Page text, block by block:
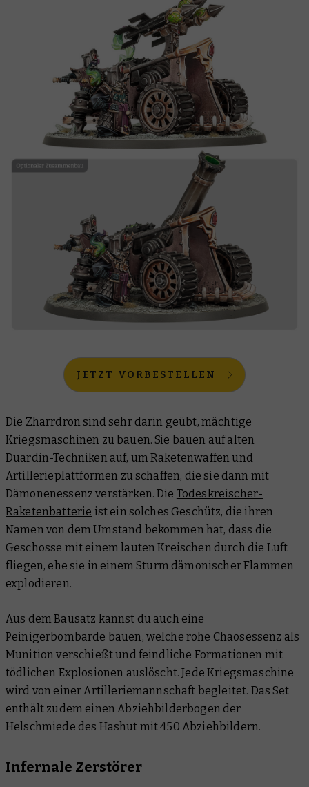
JETZT VORBESTELLEN
Die Zharrdron sind sehr darin geübt, mächtige
Kriegsmaschinen zu bauen. Sie bauen auf alten
Duardin-Techniken auf, um Raketenwaffen und
Artillerieplattformen zu schaffen, die sie dann mit
Dämonenessenz verstärken. Die Todeskreischer-
Raketenbatterie ist ein solches Geschütz, die ihren
Namen von dem Umstand bekommen hat, dass die
Geschosse mit einem lauten Kreischen durch die Luft
fliegen, ehe sie in einem Sturm dämonischer Flammen
explodieren.
Aus dem Bausatz kannst du auch eine
Peinigerbombarde bauen, welche rohe Chaosessenz als
Munition verschießt und feindliche Formationen mit
tödlichen Explosionen auslöscht. Jede Kriegsmaschine
wird von einer Artilleriemannschaft begleitet. Das Set
enthält zudem einen Abziehbilderbogen der
Helschmiede des Hashut mit 450 Abziehbildern.
Infernale Zerstörer